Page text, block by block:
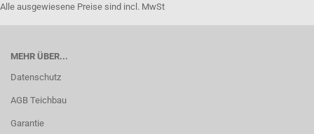
Alle ausgewiesene Preise sind incl. MwSt
MEHR ÜBER...
Datenschutz
AGB Teichbau
Garantie